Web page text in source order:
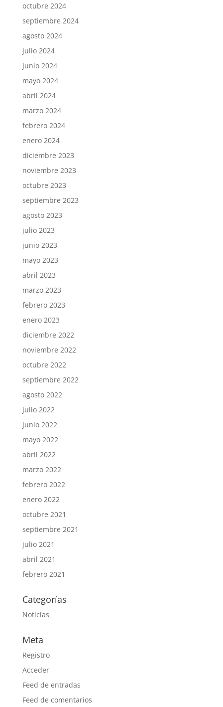
octubre 2024
septiembre 2024
agosto 2024
julio 2024
junio 2024
mayo 2024
abril 2024
marzo 2024
febrero 2024
enero 2024
diciembre 2023
noviembre 2023
octubre 2023
septiembre 2023
agosto 2023
julio 2023
junio 2023
mayo 2023
abril 2023
marzo 2023
febrero 2023
enero 2023
diciembre 2022
noviembre 2022
octubre 2022
septiembre 2022
agosto 2022
julio 2022
junio 2022
mayo 2022
abril 2022
marzo 2022
febrero 2022
enero 2022
octubre 2021
septiembre 2021
julio 2021
abril 2021
febrero 2021
Categorías
Noticias
Meta
Registro
Acceder
Feed de entradas
Feed de comentarios